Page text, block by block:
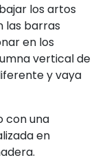
los artos
las barras
en los
vertical de
y vaya
con una
en